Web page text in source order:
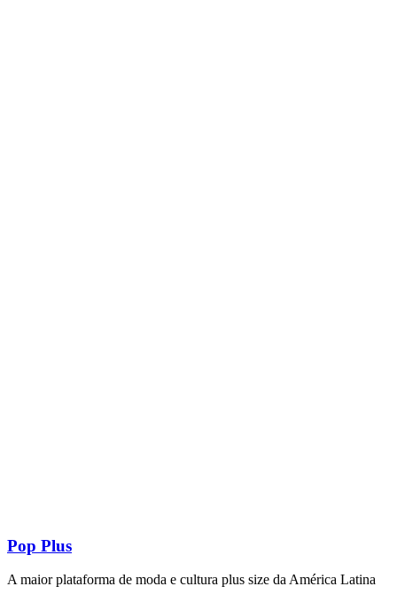
Pop Plus
A maior plataforma de moda e cultura plus size da América Latina